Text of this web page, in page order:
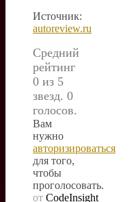
Источник:
autoreview.ru
Средний
рейтинг
0 из 5
звезд. 0
голосов.
Вам
нужно
авторизироваться
для того,
чтобы
проголосовать.
от CodeInsight